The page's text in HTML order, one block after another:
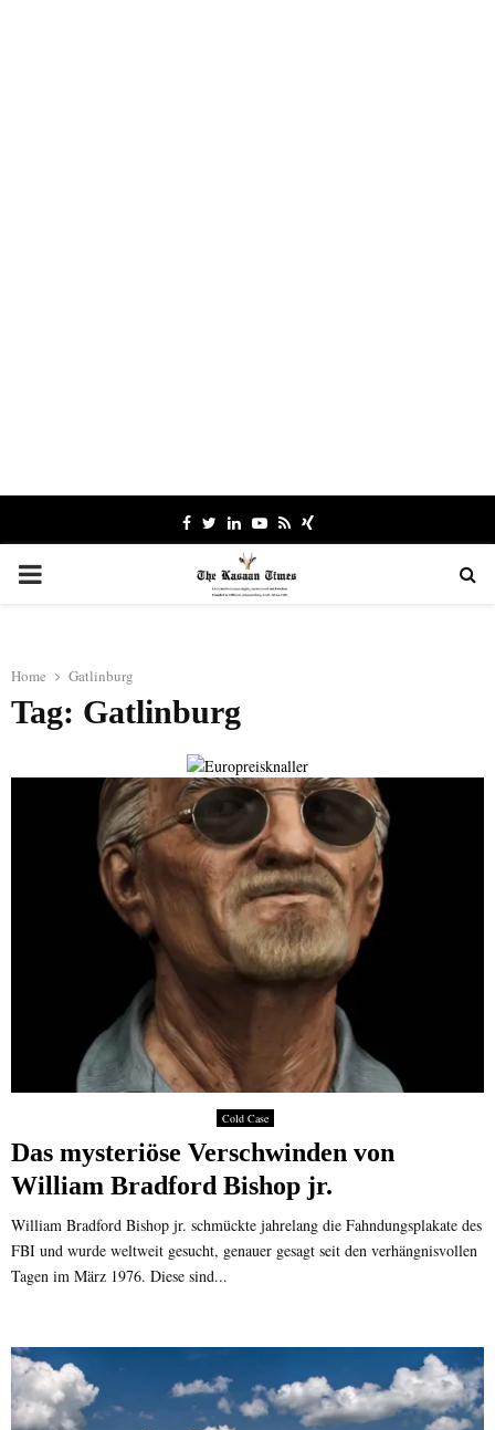
Facebook
TwitterLinkedinYoutube
RssXing
PRIMARY
Home Gatlinburg
Tag: Gatlinburg
Cold Case
Das mysteriöse Verschwinden von
William Bradford Bishop jr.
William Bradford Bishop jr. schmückte jahrelang die Fahndungsplakate des
FBI und wurde weltweit gesucht, genauer gesagt seit den verhängnisvollen
Tagen im März 1976. Diese sind...